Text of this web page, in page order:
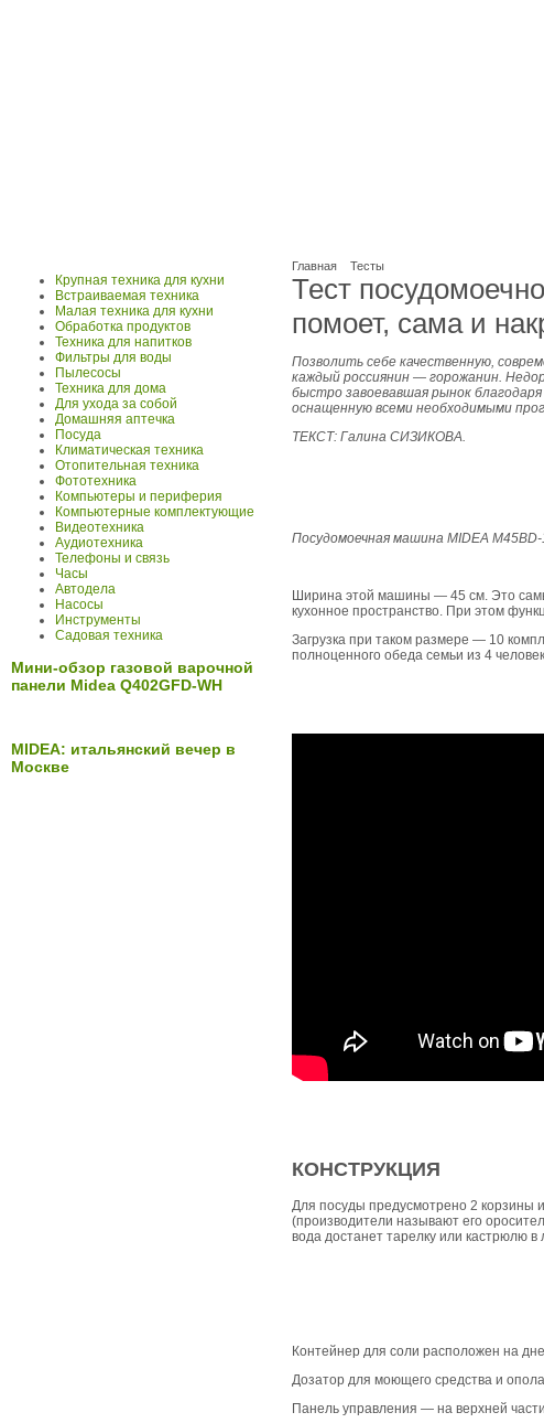
Главная Тесты
Тест
помоет, сама и
Позволить себе качественную,
каждый россиянин — горожанин.
быстро завоевавшая рынок
оснащенную всеми необходимыми
ТЕКСТ: Галина СИЗИКОВА.
Посудомоечная машина MIDEA
Ширина этой машины — 45 см. Это
кухонное пространство. При этом
Загрузка при таком размере — 10
полноценного обеда семьи из 4
КОНСТРУКЦИЯ
Для посуды предусмотрено 2 корзины
(производители называют его
вода достанет тарелку или кастрюлю
Контейнер для соли расположен на
Дозатор для моющего средства и
Панель управления — на верхней
Крупная техника для кухни
Встраиваемая техника
Малая техника для кухни
Обработка продуктов
Техника для напитков
Фильтры для воды
Пылесосы
Техника для дома
Для ухода за собой
Домашняя аптечка
Посуда
Климатическая техника
Отопительная техника
Фототехника
Компьютеры и периферия
Компьютерные комплектующие
Видеотехника
Аудиотехника
Телефоны и связь
Часы
Автодела
Насосы
Инструменты
Садовая техника
Мини-обзор газовой варочной
панели Midea Q402GFD-WH
MIDEA: итальянский вечер в
Москве